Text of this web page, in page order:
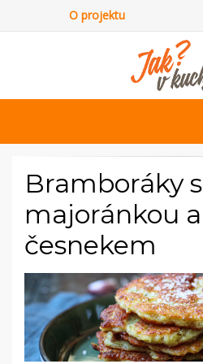
O projektu
Bramboráky s
majoránkou a
česnekem